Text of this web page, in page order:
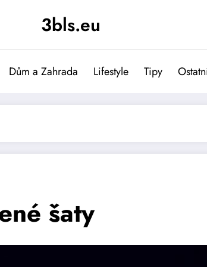
3bls.eu
Dům a Zahrada Lifestyle Tipy
šaty